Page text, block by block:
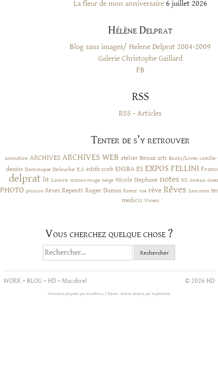
La fleur de mon anniversaire 6 juillet 2026
Hélène Delprat
Blog sans images/ Helene Delprat 2004-2009
Galerie Christophe Gaillard
FB
RSS
RSS - Articles
Tenter de s’y retrouver
animation ARCHIVES ARCHIVES WEB atelier Beaux arts Books/Livres camille
dessin Dominique Delouche E.S edith scob ENSBA ES EXPOS FELLINI
delprat lit Louvre maison rouge neige NIcole Stephane notes NS oiseau
PHOTO picasso Rêves Repenti Roger Dumas Rome rue rêve Rêves Sans nom
medicis Viviers
Vous cherchez quelque chose ?
Rechercher :
WORK>BLOG>HD>Macabre! © 2026 HD
Fièrement propulsé par WordPress. Thème : helene-delprat par SophieWeb.